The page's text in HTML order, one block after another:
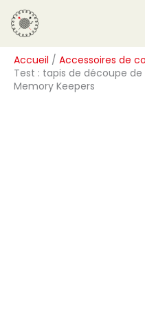
Aller
au
contenu
Accueil
Accessoires de
Test : tapis de découpe de
Memory Keepers
R
e
c
h
e